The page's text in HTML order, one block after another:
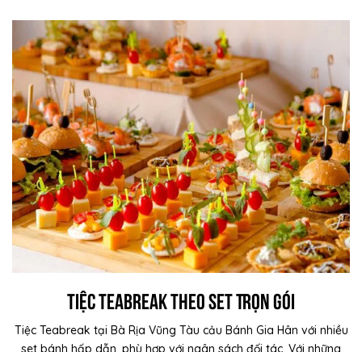
Tiệc Teabreak Theo Set Trọn Gói
Tiệc Teabreak tại Bà Rịa Vũng Tàu cảu Bánh Gia Hân với nhiều
set bánh hấp dẫn, phù hợp với ngân sách đối tác. Với những